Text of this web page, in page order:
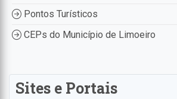
Pontos Turísticos
CEPs do Município de Limoeiro
Sites e Portais